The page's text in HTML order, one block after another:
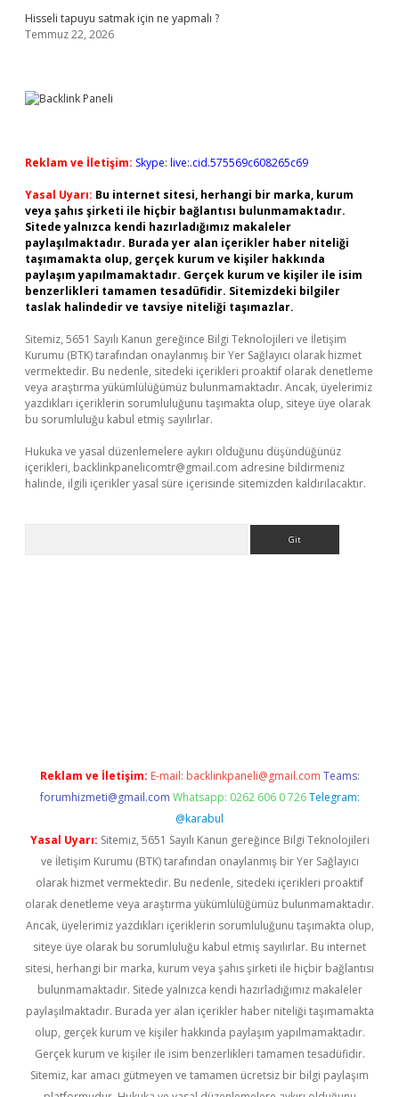
Hisseli tapuyu satmak için ne yapmalı ?
Temmuz 22, 2026
Reklam ve İletişim: Skype: live:.cid.575569c608265c69
Yasal Uyarı: Bu internet sitesi, herhangi bir marka, kurum
veya şahıs şirketi ile hiçbir bağlantısı bulunmamaktadır.
Sitede yalnızca kendi hazırladığımız makaleler
paylaşılmaktadır. Burada yer alan içerikler haber niteliği
taşımamakta olup, gerçek kurum ve kişiler hakkında
paylaşım yapılmamaktadır. Gerçek kurum ve kişiler ile isim
benzerlikleri tamamen tesadüfidir. Sitemizdeki bilgiler
taslak halindedir ve tavsiye niteliği taşımazlar.
Sitemiz, 5651 Sayılı Kanun gereğince Bilgi Teknolojileri ve İletişim
Kurumu (BTK) tarafından onaylanmış bir Yer Sağlayıcı olarak hizmet
vermektedir. Bu nedenle, sitedeki içerikleri proaktif olarak denetleme
veya araştırma yükümlülüğümüz bulunmamaktadır. Ancak, üyelerimiz
yazdıkları içeriklerin sorumluluğunu taşımakta olup, siteye üye olarak
bu sorumluluğu kabul etmiş sayılırlar.
Hukuka ve yasal düzenlemelere aykırı olduğunu düşündüğünüz
içerikleri, backlinkpanelicomtr@gmail.com adresine bildirmeniz
halinde, ilgili içerikler yasal süre içerisinde sitemizden kaldırılacaktır.
Reklam ve İletişim: E-mail: backlinkpaneli@gmail.com Teams:
forumhizmeti@gmail.com Whatsapp: 0262 606 0 726 Telegram:
@karabul
Yasal Uyarı: Sitemiz, 5651 Sayılı Kanun gereğince Bilgi Teknolojileri
ve İletişim Kurumu (BTK) tarafından onaylanmış bir Yer Sağlayıcı
olarak hizmet vermektedir. Bu nedenle, sitedeki içerikleri proaktif
olarak denetleme veya araştırma yükümlülüğümüz bulunmamaktadır.
Ancak, üyelerimiz yazdıkları içeriklerin sorumluluğunu taşımakta olup,
siteye üye olarak bu sorumluluğu kabul etmiş sayılırlar. Bu internet
sitesi, herhangi bir marka, kurum veya şahıs şirketi ile hiçbir bağlantısı
bulunmamaktadır. Sitede yalnızca kendi hazırladığımız makaleler
paylaşılmaktadır. Burada yer alan içerikler haber niteliği taşımamakta
olup, gerçek kurum ve kişiler hakkında paylaşım yapılmamaktadır.
Gerçek kurum ve kişiler ile isim benzerlikleri tamamen tesadüfidir.
Sitemiz, kar amacı gütmeyen ve tamamen ücretsiz bir bilgi paylaşım